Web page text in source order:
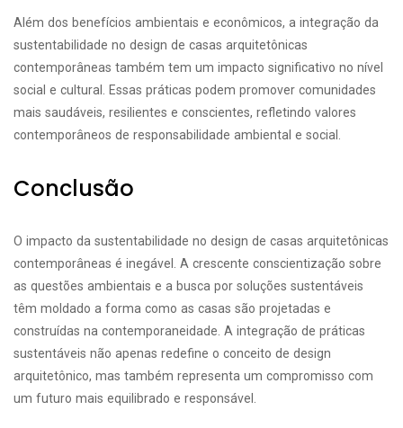
Além dos benefícios ambientais e econômicos, a integração da
sustentabilidade no design de casas arquitetônicas
contemporâneas também tem um impacto significativo no nível
social e cultural. Essas práticas podem promover comunidades
mais saudáveis, resilientes e conscientes, refletindo valores
contemporâneos de responsabilidade ambiental e social.
Conclusão
O impacto da sustentabilidade no design de casas arquitetônicas
contemporâneas é inegável. A crescente conscientização sobre
as questões ambientais e a busca por soluções sustentáveis
têm moldado a forma como as casas são projetadas e
construídas na contemporaneidade. A integração de práticas
sustentáveis não apenas redefine o conceito de design
arquitetônico, mas também representa um compromisso com
um futuro mais equilibrado e responsável.